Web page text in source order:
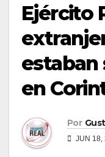
Ejército
estaban
en
Por
JUN 18,